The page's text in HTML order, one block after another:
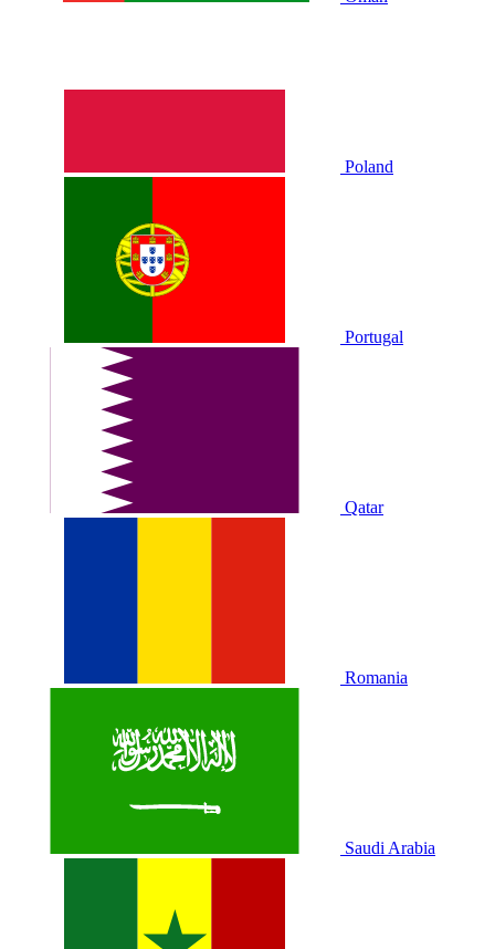
Poland
Portugal
Qatar
Romania
Saudi Arabia